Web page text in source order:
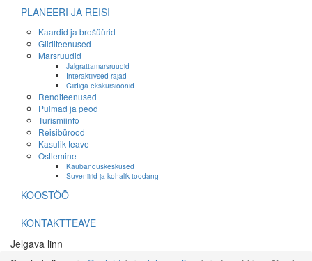
PLANEERI JA REISI
Kaardid ja brošüürid
Giiditeenused
Marsruudid
Jalgrattamarsruudid
Interaktiivsed rajad
Giidiga ekskursioonid
Renditeenused
Pulmad ja peod
Turismiinfo
Reisibürood
Kasulik teave
Ostlemine
Kaubanduskeskused
Suveniirid ja kohalik toodang
KOOSTÖÖ
KONTAKTTEAVE
Jelgava linn